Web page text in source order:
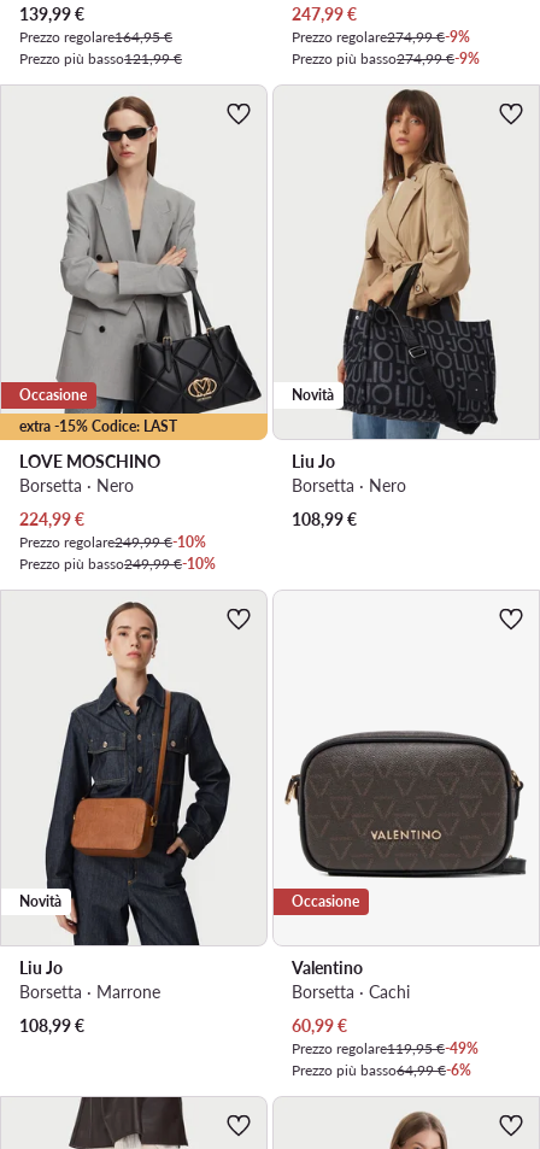
Prezzo attuale
139,99€
Prezzo regolare164,95 €
Prezzo più basso121,99 €
Prezzo attuale
247,99€
Prezzo regolare274,99 €-9%
Prezzo più basso274,99 €-9%
extra -15% Codice: LAST
Occasione
LOVE MOSCHINO
Borsetta · Nero
Prezzo attuale
224,99€
Prezzo regolare249,99 €-10%
Prezzo più basso249,99 €-10%
Novità
Liu Jo
Borsetta · Nero
108,99€
Novità
Liu Jo
Borsetta · Marrone
108,99€
Occasione
Valentino
Borsetta · Cachi
Prezzo attuale
60,99€
Prezzo regolare119,95 €-49%
Prezzo più basso64,99 €-6%